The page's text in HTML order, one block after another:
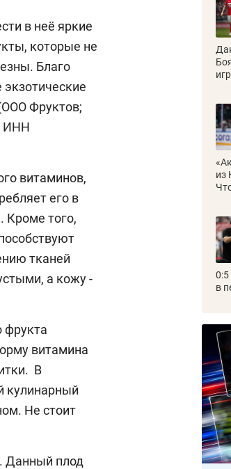
в неё яркие
которые не
Благо
Фруктов;
ИНН
витаминов,
его в
Кроме того,
тканей
а кожу -
фрукта
витамина
В
кулинарный
Не стоит
Данный плод
из
0:5
в